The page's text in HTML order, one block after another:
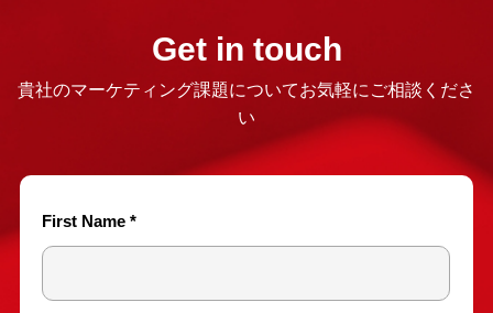
Get in touch
貴社のマーケティング課題についてお気軽にご相談くださ
い